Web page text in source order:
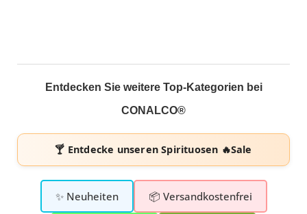
Entdecken Sie weitere Top-Kategorien bei
CONALCO®
🍸 Entdecke unserenSpirituosen 🔥Sale
✨ Neuheiten 📦 Versandkostenfrei